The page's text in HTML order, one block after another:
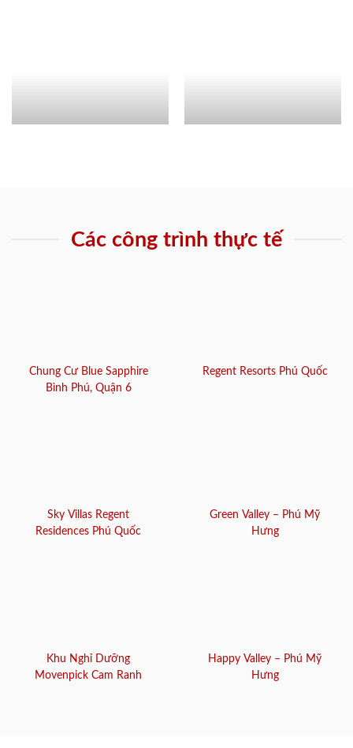
Các công trình thực tế
Chung Cư Blue Sapphire
Bình Phú, Quận 6
Regent Resorts Phú Quốc
Sky Villas Regent
Residences Phú Quốc
Green Valley – Phú Mỹ
Hưng
Khu Nghỉ Dưỡng
Movenpick Cam Ranh
Happy Valley – Phú Mỹ
Hưng